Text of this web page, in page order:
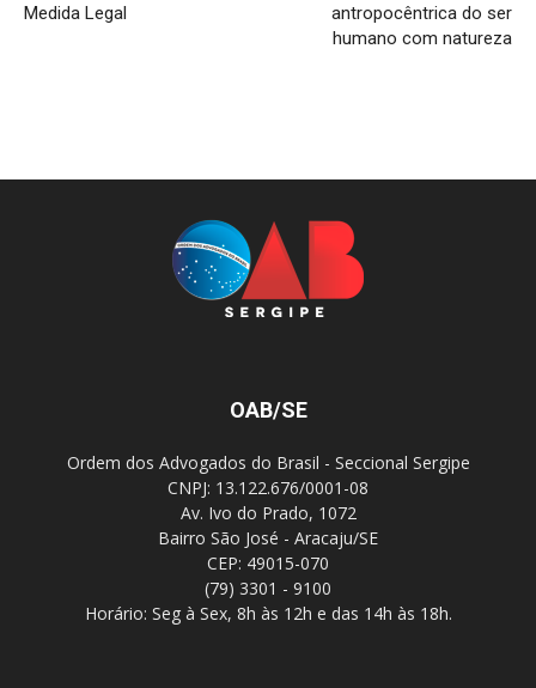
Medida Legal
antropocêntrica do ser
humano com natureza
OAB/SE
Ordem dos Advogados do Brasil - Seccional Sergipe
CNPJ: 13.122.676/0001-08
Av. Ivo do Prado, 1072
Bairro São José - Aracaju/SE
CEP: 49015-070
(79) 3301 - 9100
Horário: Seg à Sex, 8h às 12h e das 14h às 18h.